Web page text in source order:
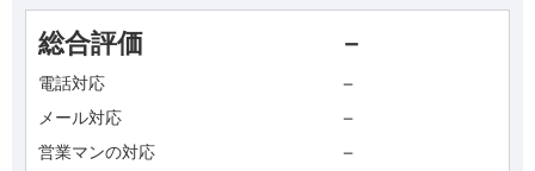
総合評価 －
電話対応 －
メール対応 －
営業マンの対応 －